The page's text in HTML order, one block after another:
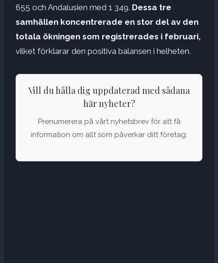
655 och Andalusien med 1 349. Dessa tre
samhällen koncentrerade en stor del av den
totala ökningen som registrerades i februari,
vilket förklarar den positiva balansen i helheten.
Vill du hålla dig uppdaterad med sådana
här nyheter?
Prenumerera på vårt nyhetsbrev för att få
information om allt som påverkar ditt företag.